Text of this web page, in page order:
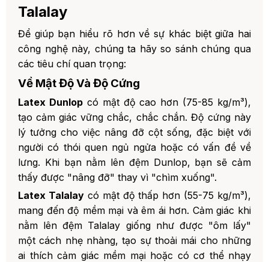
Talalay
Để giúp bạn hiểu rõ hơn về sự khác biệt giữa hai
công nghệ này, chúng ta hãy so sánh chúng qua
các tiêu chí quan trọng:
Về Mật Độ Và Độ Cứng
Latex Dunlopcó mật độ cao hơn (75-85 kg/m³),
tạo cảm giác vững chắc, chắc chắn. Độ cứng này
lý tưởng cho việc nâng đỡ cột sống, đặc biệt với
người có thói quen ngủ ngửa hoặc có vấn đề về
lưng. Khi bạn nằm lên đệm Dunlop, bạn sẽ cảm
thấy được "nâng đỡ" thay vì "chìm xuống".
Latex Talalaycó mật độ thấp hơn (55-75 kg/m³),
mang đến độ mềm mại và êm ái hơn. Cảm giác khi
nằm lên đệm Talalay giống như được "ôm lấy"
một cách nhẹ nhàng, tạo sự thoải mái cho những
ai thích cảm giác mềm mại hoặc có cơ thể nhạy